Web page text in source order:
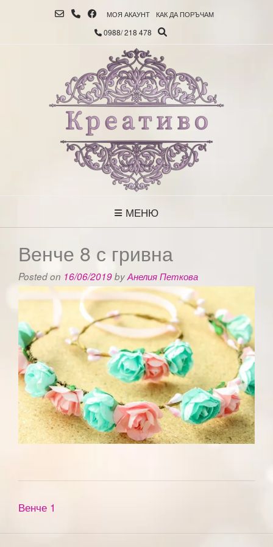
МОЯ АКАУНТ КАК ДА ПОРЪЧАМ
0988/ 218 478
МЕНЮ
Венче 8 с гривна
Posted on 16/06/2019byАнелия Петкова
Венче 1